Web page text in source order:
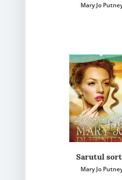
Mary Jo
Sarutul
Mary Jo